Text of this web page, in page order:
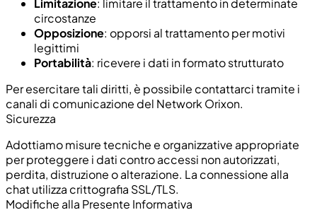
Limitazione: limitare il trattamento in determinate
circostanze
Opposizione: opporsi al trattamento per motivi
legittimi
Portabilità: ricevere i dati in formato strutturato
Per esercitare tali diritti, è possibile contattarci tramite i
canali di comunicazione del Network Orixon.
Sicurezza
Adottiamo misure tecniche e organizzative appropriate
per proteggere i dati contro accessi non autorizzati,
perdita, distruzione o alterazione. La connessione alla
chat utilizza crittografia SSL/TLS.
Modifiche alla Presente Informativa